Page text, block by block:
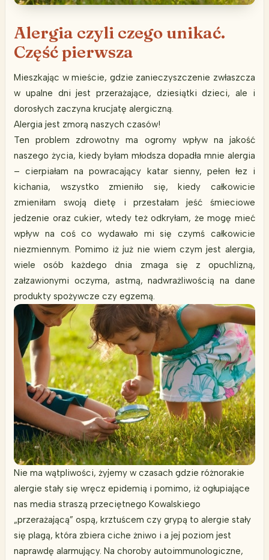
Alergia czyli czego unikać.
Część pierwsza
Mieszkając w mieście, gdzie zanieczyszczenie zwłaszcza
w upalne dni jest przerażające, dziesiątki dzieci, ale i
dorosłych zaczyna krucjatę alergiczną.
Alergia jest zmorą naszych czasów!
Ten problem zdrowotny ma ogromy wpływ na jakość
naszego życia, kiedy byłam młodsza dopadła mnie alergia
– cierpiałam na powracający katar sienny, pełen łez i
kichania, wszystko zmieniło się, kiedy całkowicie
zmieniłam swoją dietę i przestałam jeść śmieciowe
jedzenie oraz cukier, wtedy też odkryłam, że mogę mieć
wpływ na coś co wydawało mi się czymś całkowicie
niezmiennym. Pomimo iż już nie wiem czym jest alergia,
wiele osób każdego dnia zmaga się z opuchlizną,
załzawionymi oczyma, astmą, nadwrażliwością na dane
produkty spożywcze czy egzemą.
Nie ma wątpliwości, żyjemy w czasach gdzie różnorakie
alergie stały się wręcz epidemią i pomimo, iż ogłupiające
nas media straszą przeciętnego Kowalskiego
„przerażającą” ospą, krztuścem czy grypą to alergie stały
się plagą, która zbiera ciche żniwo i a jej poziom jest
naprawdę alarmujący. Na choroby autoimmunologiczne,